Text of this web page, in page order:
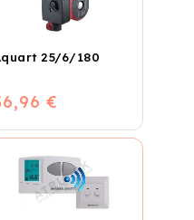
25/6/180
€